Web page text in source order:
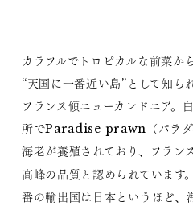
カラフルでトロピカルな前菜か
“天国に一番近い島”として知ら
フランス領ニューカレドニア。
所でParadise prawn（パラダ
海老が養殖されており、フラン
高峰の品質と認められています
番の輸出国は日本というほど、